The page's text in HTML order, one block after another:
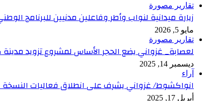
تقارير مصورة
زيارة ميدانية لنواب وأطر وفاعلين مدنيين للبرنامج
مايو 5, 2026
تقارير مصورة
لعصابة_ غزواني يضع الحجر الأساس لمشروع تزويد مدينة
ديسمبر 14, 2025
آراء
انواكشوط/ غزواني يشرف على انطلاق فعاليات النسخة
أبريل 17, 2025